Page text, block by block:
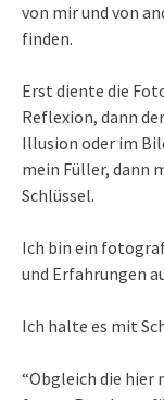
von mir und von
finden.
Erst diente die
Reflexion, dann
Illusion oder im
mein Füller, dann
Schlüssel.
Ich bin ein
und Erfahrungen
Ich halte es mit
“Obgleich die hier